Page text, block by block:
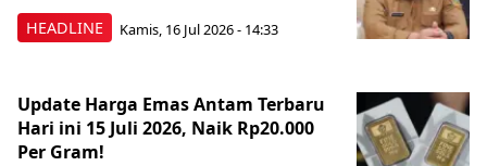
HEADLINE Kamis, 16 Jul 2026 - 14:33
Update Harga Emas Antam Terbaru
Hari ini 15 Juli 2026, Naik Rp20.000
Per Gram!